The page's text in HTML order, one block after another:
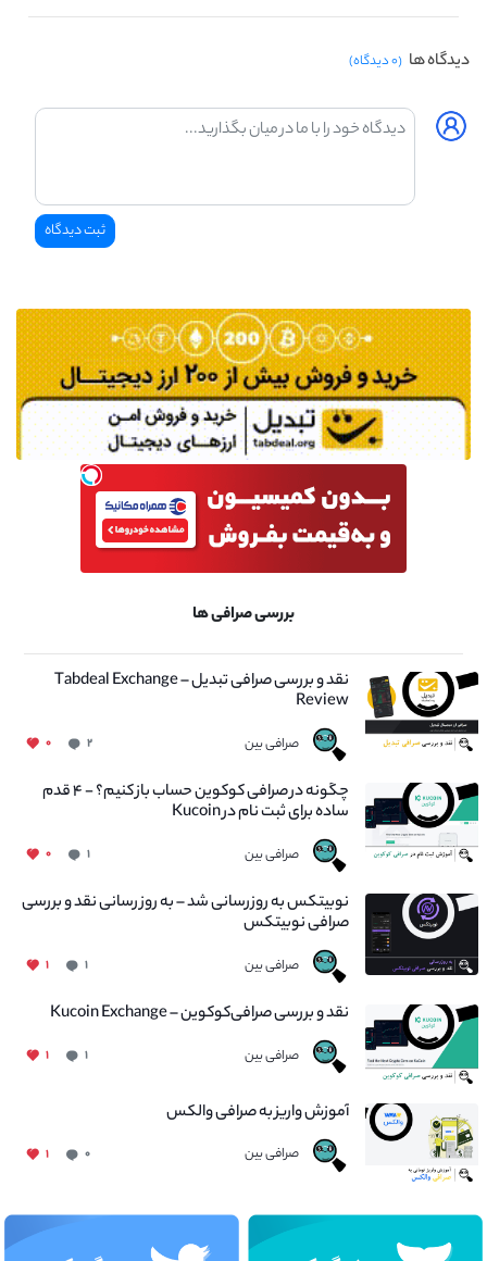
دیدگاه ها (۰ دیدگاه)
بررسی صرافی ها
نقد و بررسی صرافی تبدیل – Tabdeal Exchange
Review
صرافی بین ۲ ۰
چگونه در صرافی کوکوین حساب باز کنیم؟ - ۴ قدم
ساده برای ثبت نام در Kucoin
صرافی بین ۱ ۰
نوبیتکس به روزرسانی شد – به روز رسانی نقد و بررسی
صرافی نوبیتکس
صرافی بین ۱ ۱
نقد و بررسی صرافی‌کوکوین – Kucoin Exchange
صرافی بین ۱ ۱
آموزش واریز به صرافی والکس
صرافی بین ۰ ۱